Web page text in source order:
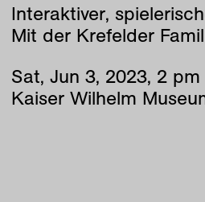
Interaktiver,
Mit der Krefelder
Sat, Jun 3, 2023, 2 pm
Kaiser Wilhelm